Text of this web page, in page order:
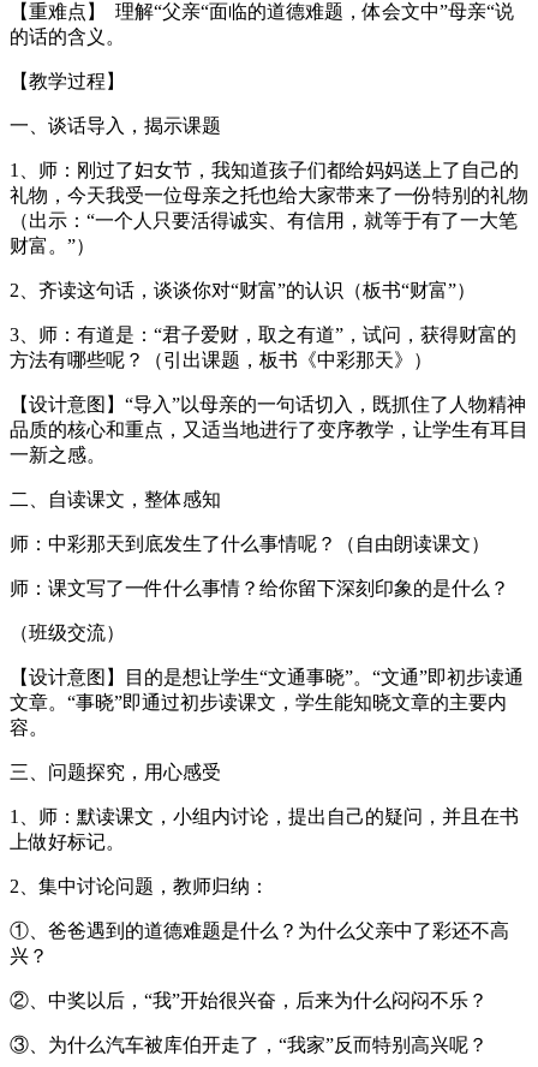
【重难点】 理解“父亲“面临的道德难题，体会文中”母亲“说
的话的含义。
【教学过程】
一、谈话导入，揭示课题
1、师：刚过了妇女节，我知道孩子们都给妈妈送上了自己的
礼物，今天我受一位母亲之托也给大家带来了一份特别的礼物
（出示：“一个人只要活得诚实、有信用，就等于有了一大笔
财富。”）
2、齐读这句话，谈谈你对“财富”的认识（板书“财富”）
3、师：有道是：“君子爱财，取之有道”，试问，获得财富的
方法有哪些呢？（引出课题，板书《中彩那天》）
【设计意图】“导入”以母亲的一句话切入，既抓住了人物精神
品质的核心和重点，又适当地进行了变序教学，让学生有耳目
一新之感。
二、自读课文，整体感知
师：中彩那天到底发生了什么事情呢？（自由朗读课文）
师：课文写了一件什么事情？给你留下深刻印象的是什么？
（班级交流）
【设计意图】目的是想让学生“文通事晓”。“文通”即初步读通
文章。“事晓”即通过初步读课文，学生能知晓文章的主要内
容。
三、问题探究，用心感受
1、师：默读课文，小组内讨论，提出自己的疑问，并且在书
上做好标记。
2、集中讨论问题，教师归纳：
①、爸爸遇到的道德难题是什么？为什么父亲中了彩还不高
兴？
②、中奖以后，“我”开始很兴奋，后来为什么闷闷不乐？
③、为什么汽车被库伯开走了，“我家”反而特别高兴呢？